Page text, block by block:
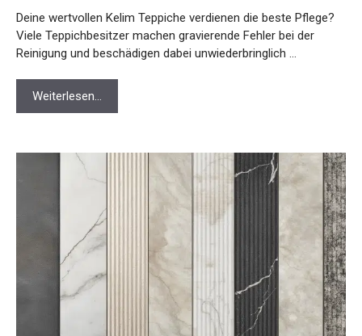
Deine wertvollen Kelim Teppiche verdienen die beste Pflege?
Viele Teppichbesitzer machen gravierende Fehler bei der
Reinigung und beschädigen dabei unwiederbringlich …
Weiterlesen…